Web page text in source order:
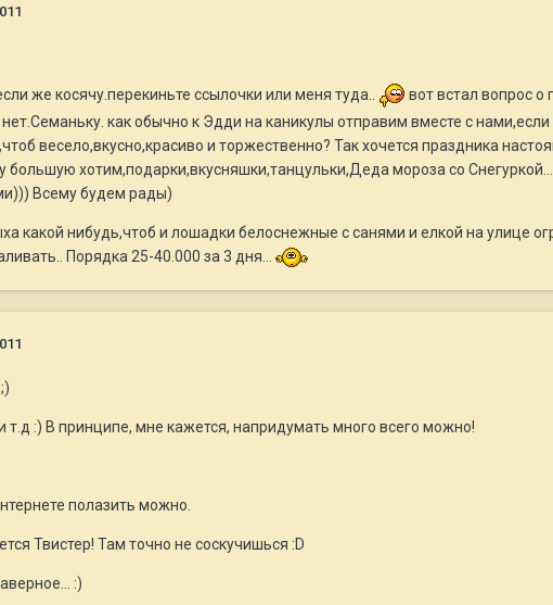
же косячу.перекиньте ссылочки или меня туда..
вот встал вопрос
как обычно к Эдди на каникулы отправим вместе с
весело,вкусно,красиво и торжественно? Так хочется праздника
большую хотим,подарки,вкусняшки,танцульки,Деда мороза со
Всему будем рады)
какой нибудь,чтоб и лошадки белоснежные с санями и елкой на улице
Порядка 25-40.000 за 3 дня...
т.д :) В принципе, мне кажется, напридумать много всего можно!
полазить можно.
Твистер! Там точно не соскучишься :D
:)